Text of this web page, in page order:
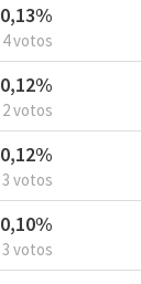
0,13%
4 votos
0,12%
2 votos
0,12%
3 votos
0,10%
3 votos